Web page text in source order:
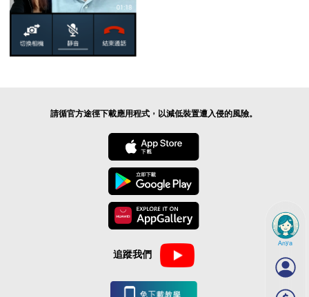
Anya
請循官方途徑下載應用程式，以減低裝置遭入侵的風險。
追蹤我們